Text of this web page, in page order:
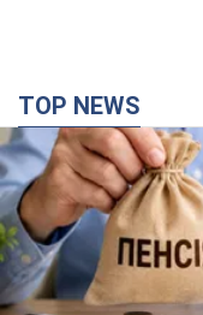
TOP NEWS